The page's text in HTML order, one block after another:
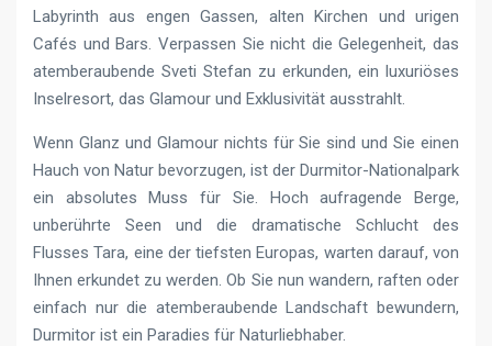
Labyrinth aus engen Gassen, alten Kirchen und urigen
Cafés und Bars. Verpassen Sie nicht die Gelegenheit, das
atemberaubende Sveti Stefan zu erkunden, ein luxuriöses
Inselresort, das Glamour und Exklusivität ausstrahlt.
Wenn Glanz und Glamour nichts für Sie sind und Sie einen
Hauch von Natur bevorzugen, ist der Durmitor-Nationalpark
ein absolutes Muss für Sie. Hoch aufragende Berge,
unberührte Seen und die dramatische Schlucht des
Flusses Tara, eine der tiefsten Europas, warten darauf, von
Ihnen erkundet zu werden. Ob Sie nun wandern, raften oder
einfach nur die atemberaubende Landschaft bewundern,
Durmitor ist ein Paradies für Naturliebhaber.